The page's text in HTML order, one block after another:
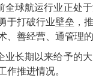
全球航运行业正处
于打破行业壁垒，
、善经营、通管理
长期以来给予的
作推进情况。